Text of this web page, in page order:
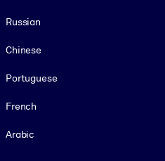
Russian
Chinese
Portuguese
French
Arabic